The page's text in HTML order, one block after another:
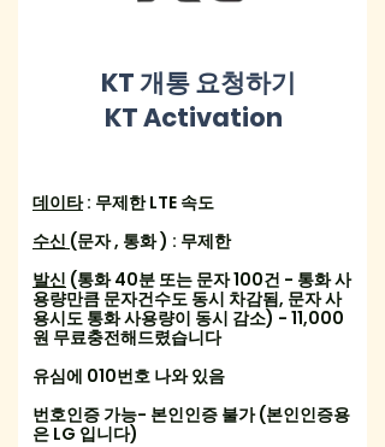
KT 개통 요청하기
KT Activation
데이타: 무제한LTE 속도
수신 (문자 , 통화 ) : 무제한
발신 (통화 40분 또는 문자 100건 - 통화 사
용량만큼 문자건수도 동시 차감됨, 문자 사
용시도 통화 사용량이 동시 감소) - 11,000
원 무료충전해드렸습니다
유심에 010번호 나와 있음
​번호인증 가능- 본인인증 불가 (본인인증용
은 LG 입니다)